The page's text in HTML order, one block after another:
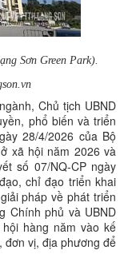
Sơn Green Park).
Chủ tịch UBND
phổ biến và triển
28/4/2026 của Bộ
xã hội năm 2026 và
số 07/NQ-CP ngày
chỉ đạo triển khai
pháp về phát triển
Chính phủ và UBND
hàng năm vào kế
đơn vị, địa phương để